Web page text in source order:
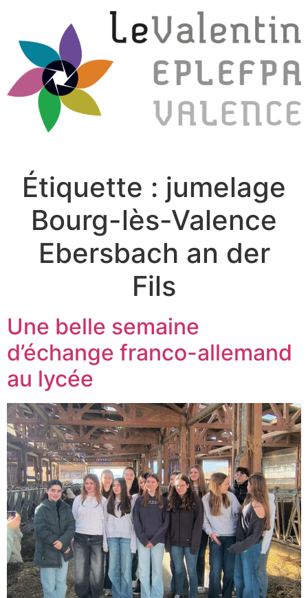
Étiquette : jumelage
Bourg-lès-Valence
Ebersbach an der
Fils
Une belle semaine
d’échange franco-allemand
au lycée